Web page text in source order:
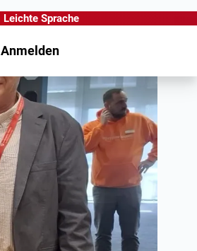
Leichte Sprache
Anmelden